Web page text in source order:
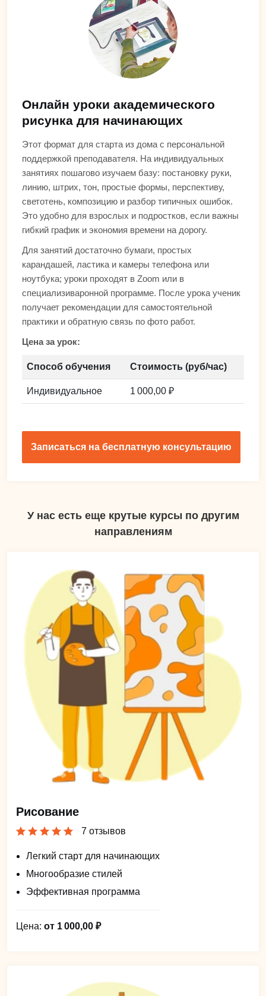
Онлайн уроки академического
рисунка для начинающих
Этот формат для старта из дома с персональной
поддержкой преподавателя. На индивидуальных
занятиях пошагово изучаем базу: постановку руки,
линию, штрих, тон, простые формы, перспективу,
светотень, композицию и разбор типичных ошибок.
Это удобно для взрослых и подростков, если важны
гибкий график и экономия времени на дорогу.
Для занятий достаточно бумаги, простых
карандашей, ластика и камеры телефона или
ноутбука; уроки проходят в Zoom или в
специализиваронной программе. После урока ученик
получает рекомендации для самостоятельной
практики и обратную связь по фото работ.
Цена за урок:
Способ обучения Стоимость (руб/час)
Индивидуальное 1 000,00 ₽
Записаться на бесплатную консультацию
У нас есть еще крутые курсы по другим
направлениям
Рисование
7 отзывов
Легкий старт для начинающих
Многообразие стилей
Эффективная программа
Цена: от 1 000,00 ₽